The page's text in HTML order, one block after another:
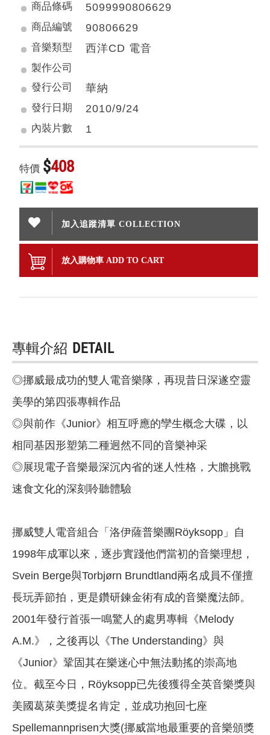
商品條碼 5099990806629
商品編號 90806629
音樂類型 西洋CD 電音
製作公司
發行公司
華納
發行日期 2010/9/24
內裝片數 1
特價 $408
加入追蹤清單 COLLECTION
放入購物車 ADD TO CART
專輯介紹 DETAIL
◎挪威最成功的雙人電音樂隊，再現昔日深遂空靈
美學的第四張專輯作品
◎與前作《Junior》相互呼應的孿生概念大碟，以
相同基因形塑第二種迥然不同的音樂神采
◎展現電子音樂最深沉內省的迷人性格，大膽挑戰
速食文化的深刻聆聽體驗
挪威雙人電音組合「洛伊薩普樂團Röyksopp」自
1998年成軍以來，逐步實踐他們當初的音樂理想，
Svein Berge與Torbjørn Brundtland兩名成員不僅擅
長玩弄節拍，更是鑽研鍊金術有成的音樂魔法師。
2001年發行首張一鳴驚人的處男專輯《Melody
A.M.》，之後再以《The Understanding》與
《Junior》鞏固其在樂迷心中無法動搖的崇高地
位。截至今日，Röyksopp已先後獲得全英音樂獎與
美國葛萊美獎提名肯定，並成功抱回七座
Spellemannprisen大獎(挪威當地最重要的音樂頒獎